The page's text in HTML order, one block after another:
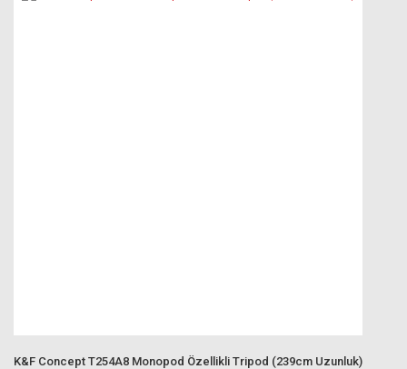
K&F Concept T254A8 Monopod Özellikli Tripod (239cm Uzunluk)